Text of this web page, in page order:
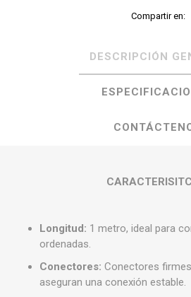
Compartir en:
DESCRIPCIÓN
Longitud: 1 metro, ideal para
ordenadas.
Conectores: Conectores
aseguran una conexión estable.